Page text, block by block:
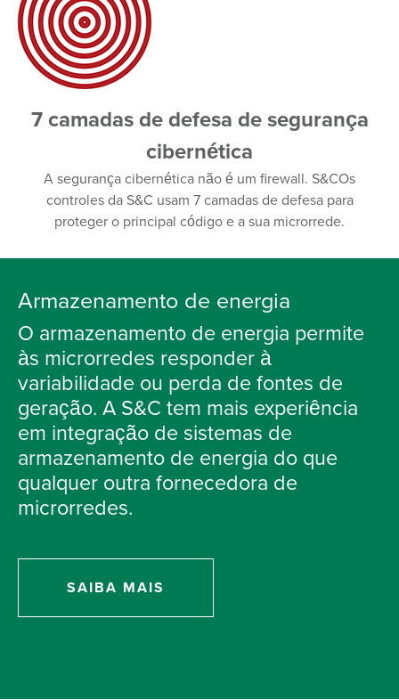
7 camadas de defesa de segurança
cibernética
A segurança cibernética não é um firewall. S&COs
controles da S&C usam 7 camadas de defesa para
proteger o principal código e a sua microrrede.
Armazenamento de energia
O armazenamento de energia permite
às microrredes responder à
variabilidade ou perda de fontes de
geração. A S&C tem mais experiência
em integração de sistemas de
armazenamento de energia do que
qualquer outra fornecedora de
microrredes.
SAIBA MAIS